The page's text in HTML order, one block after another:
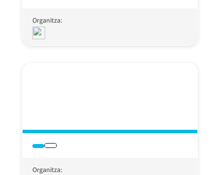
Organitza:
Organitza: